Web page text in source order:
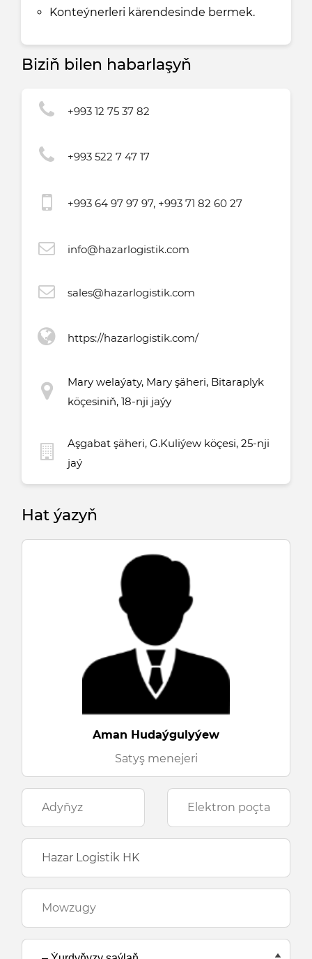
Konteýnerleri kärendesinde bermek.
Biziň bilen habarlaşyň
+993 12 75 37 82
+993 522 7 47 17
+993 64 97 97 97, +993 71 82 60 27
info@hazarlogistik.com
sales@hazarlogistik.com
https://hazarlogistik.com/
Mary welaýaty, Mary şäheri, Bitaraplyk
köçesiniň, 18-nji jaýy
Aşgabat şäheri, G.Kuliýew köçesi, 25-nji
jaý
Hat ýazyň
Aman Hudaýgulyýew
Satyş menejeri